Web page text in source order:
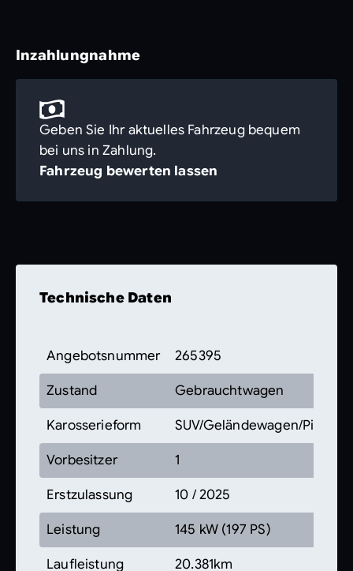
Inzahlungnahme
Geben Sie Ihr aktuelles Fahrzeug bequem
bei uns in Zahlung.
Fahrzeug bewerten lassen
Technische Daten
Angebotsnummer 265395
Zustand Gebrauchtwagen
Karosserieform SUV/Geländewagen/Pickup
Vorbesitzer 1
Erstzulassung 10 / 2025
Leistung 145 kW (197 PS)
Laufleistung 20.381km